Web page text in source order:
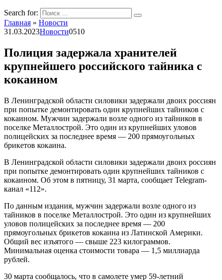
Search for:
Главная » Новости
31.03.2023Новости0510
Полиция задержала хранителей
крупнейшего российского тайника с
кокаином
В Ленинградской области силовики задержали двоих россиян
при попытке демонтировать один крупнейших тайников с
кокаином. Мужчин задержали возле одного из тайников в
поселке Металлострой. Это один из крупнейших уловов
полицейских за последнее время — 200 прямоугольных
брикетов кокаина.
В Ленинградской области силовики задержали двоих россиян
при попытке демонтировать один крупнейших тайников с
кокаином. Об этом в пятницу, 31 марта, сообщает Telegram-
канал «112».
По данным издания, мужчин задержали возле одного из
тайников в поселке Металлострой. Это один из крупнейших
уловов полицейских за последнее время — 200
прямоугольных брикетов кокаина из Латинской Америки.
Общий вес изъятого — свыше 223 килограммов.
Минимальная оценка стоимости товара — 1,5 миллиарда
рублей.
30 марта сообщалось, что в самолете умер 59-летний